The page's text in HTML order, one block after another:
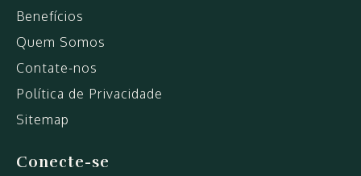
Benefícios
Quem Somos
Contate-nos
Política de Privacidade
Sitemap
Conecte-se